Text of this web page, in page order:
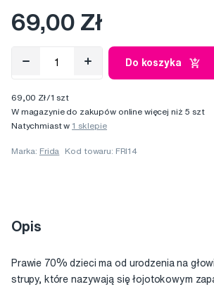
69,00 Zł
Do koszyka
69,00 Zł/1 szt
W magazynie do zakupów online więcej niż 5 szt
Natychmiast w1 sklepie
Marka: Frida Kod towaru: FRI14
Opis
Prawie 70% dzieci ma od urodzenia na
strupy, które nazywają się łojotokowym